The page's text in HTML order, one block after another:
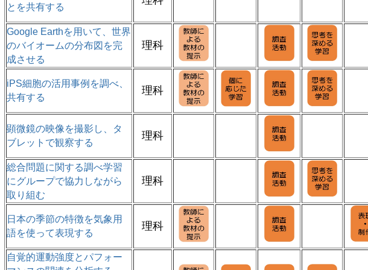
とを共有する
Google Earthを用いて、世界
のバイオームの分布図を完
成させる
理科
iPS細胞の活用事例を調べ、
共有する
理科
顕微鏡の映像を撮影し、タ
ブレットで観察する
理科
総合問題に関する調べ学習
にグループで協力しながら
取り組む
理科
日本の季節の特徴を気象用
語を使って表現する
理科
自覚的運動強度とパフォー